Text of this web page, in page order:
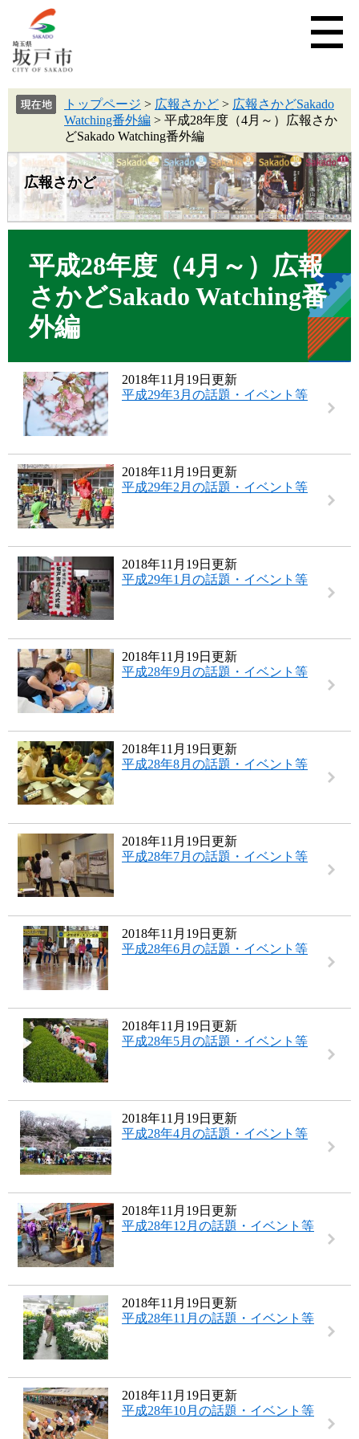
トップページ > 広報さかど > 広報さかどSakado
Watching番外編 > 平成28年度（4月～）広報さか
どSakado Watching番外編
広報さかど
平成28年度（4月～）広報
さかどSakado Watching番
外編
2018年11月19日更新
平成29年3月の話題・イベント等
2018年11月19日更新
平成29年2月の話題・イベント等
2018年11月19日更新
平成29年1月の話題・イベント等
2018年11月19日更新
平成28年9月の話題・イベント等
2018年11月19日更新
平成28年8月の話題・イベント等
2018年11月19日更新
平成28年7月の話題・イベント等
2018年11月19日更新
平成28年6月の話題・イベント等
2018年11月19日更新
平成28年5月の話題・イベント等
2018年11月19日更新
平成28年4月の話題・イベント等
2018年11月19日更新
平成28年12月の話題・イベント等
2018年11月19日更新
平成28年11月の話題・イベント等
2018年11月19日更新
平成28年10月の話題・イベント等